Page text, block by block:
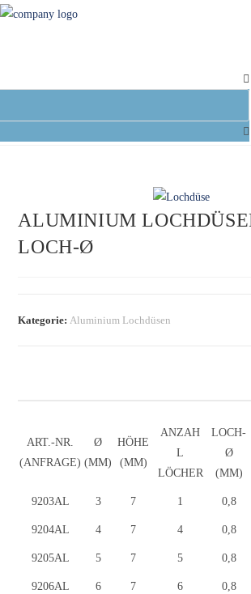
ALUMINIUM
LOCH-Ø
Kategorie: Aluminium Lochdüsen
ART.-NR.
(ANFRAGE)
Ø
(MM)
HÖHE
(MM)
ANZAH
L
LÖCHER
LOCH-
Ø
(MM)
9203AL 3 7 1 0,8
9203AL
9204AL 4 7 4 0,8
9204AL
9205AL 5 7 5 0,8
9205AL
9206AL 6 7 6 0,8
9206AL